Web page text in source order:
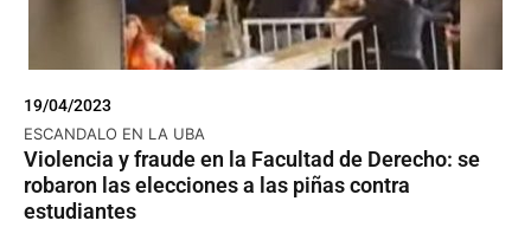
19/04/2023
ESCANDALO EN LA UBA
Violencia y fraude en la Facultad de Derecho: se
robaron las elecciones a las piñas contra
estudiantes